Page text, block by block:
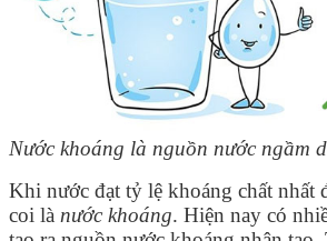
Nước khoáng là nguồn nước ngầm
Khi nước đạt tỷ lệ khoáng chất nhất
coi là nước khoáng. Hiện nay có